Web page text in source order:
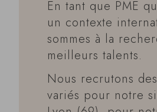
En tant que PME
un contexte
sommes à la
meilleurs talents.
Nous recrutons
variés pour notre